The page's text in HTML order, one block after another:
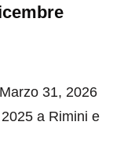
31, 2026
a Rimini e